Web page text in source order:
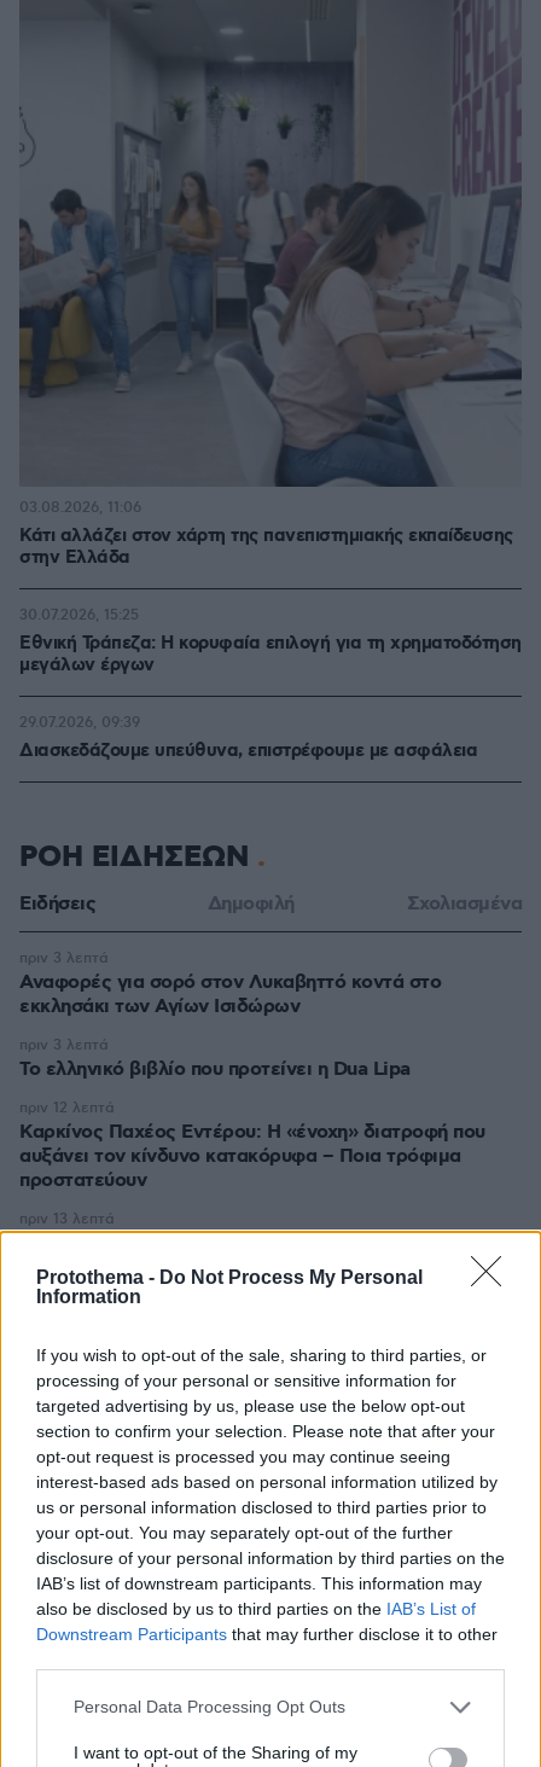
Protothema - Do Not Process My Personal
Information
If you wish to opt-out of the sale, sharing to third parties, or
processing of your personal or sensitive information for
targeted advertising by us, please use the below opt-out
section to confirm your selection. Please note that after your
opt-out request is processed you may continue seeing
interest-based ads based on personal information utilized by
us or personal information disclosed to third parties prior to
your opt-out. You may separately opt-out of the further
disclosure of your personal information by third parties on the
IAB’s list of downstream participants. This information may
also be disclosed by us to third parties on the IAB’s List of
Downstream Participants that may further disclose it to other
Please note that this website/app uses one or more Google
not limited to your visit or usage behaviour. You may click to
Personal Data Processing Opt Outs
I want to opt-out of the Sharing of my
Κάτι αλλάζει στον χάρτη της πανεπιστημιακής εκπαίδευσης
στην Ελλάδα
03.08.2026, 11:06
Εθνική Τράπεζα: Η κορυφαία επιλογή για τη χρηματοδότηση
μεγάλων έργων
30.07.2026, 15:25
Διασκεδάζουμε υπεύθυνα, επιστρέφουμε με ασφάλεια
29.07.2026, 09:39
ΡΟΗ ΕΙΔΗΣΕΩΝ
Ειδήσεις Δημοφιλή Σχολιασμένα
Αναφορές για σορό στον Λυκαβηττό κοντά στο
εκκλησάκι των Αγίων Ισιδώρων
πριν 3 λεπτά
Το ελληνικό βιβλίο που προτείνει η Dua Lipa
πριν 3 λεπτά
Καρκίνος Παχέος Εντέρου: Η «ένοχη» διατροφή που
αυξάνει τον κίνδυνο κατακόρυφα – Ποια τρόφιμα
προστατεύουν
πριν 12 λεπτά
μετά από ουκρανική επίθεση με drones
πριν 13 λεπτά
ίσως δεν γνωρίζατε για αυτά τα υπέροχα πλάσματα
πριν 13 λεπτά
Oil Pulling: To viral trend του Tik-Tok που υπόσχεται πιο
λευκά δόντια με ένα μόνο συστατικό
πριν 13 λεπτά
Από τη Μόρια στον γάμο, τη ΜΚΟ και την κατηγορία για
φόνο: Η σκοτεινή διαδρομή του 26χρονου Αφγανού που
σκότωσε τη Βρετανίδα στην Κυψέλη
πριν 25 λεπτά
Η 13χρονη Νορθ Γουέστ ραπάρει για «προδοσία» και
«πόνο» στο νέο της τραγούδι, δείτε τη στο βιντεοκλίπ
της
πριν 27 λεπτά
πριν 27 λεπτά